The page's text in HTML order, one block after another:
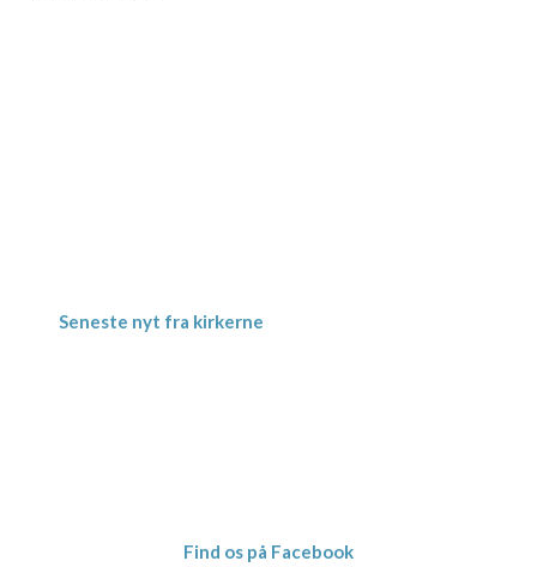
Seneste nyt fra kirkerne
Find os på Facebook